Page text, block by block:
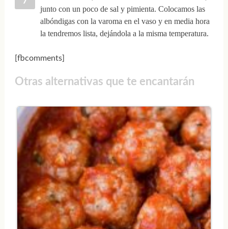
junto con un poco de sal y pimienta. Colocamos las
albóndigas con la varoma en el vaso y en media hora
la tendremos lista, dejándola a la misma temperatura.
[fbcomments]
Otras alternativas que te encantarán